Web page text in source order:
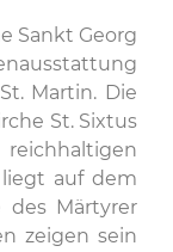
Sankt Georg
Martin. Die
St. Sixtus
liegt auf dem
des Märtyrer
zeigen sein